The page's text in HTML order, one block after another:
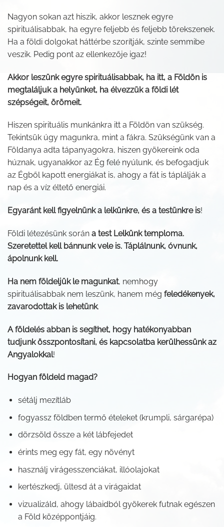
Nagyon sokan azt hiszik, akkor lesznek egyre
spirituálisabbak, ha egyre feljebb és feljebb törekszenek.
Ha a földi dolgokat háttérbe szorítják, szinte semmibe
veszik. Pedig pont az ellenkezője igaz!
Akkor leszünk egyre spirituálisabbak, ha itt, a Földön is
megtaláljuk a helyünket, ha élvezzük a földi lét
szépségeit, örömeit.
Hiszen spirituális munkánkra itt a Földön van szükség.
Tekintsük úgy magunkra, mint a fákra. Szükségünk van a
Földanya adta tápanyagokra, hiszen gyökereink oda
húznak, ugyanakkor az Ég felé nyúlunk, és befogadjuk
az Égből kapott energiákat is, ahogy a fát is táplálják a
nap és a víz éltető energiái.
Egyaránt kell figyelnünk a lelkünkre, és a testünkre is!
Földi létezésünk során a test Lelkünk temploma.
Szeretettel kell bánnunk vele is. Táplálnunk, óvnunk,
ápolnunk kell.
Ha nem földeljük le magunkat, nemhogy
spirituálisabbak nem leszünk, hanem még feledékenyek,
zavarodottak is lehetünk.
A földelés abban is segíthet, hogy hatékonyabban
tudjunk összpontosítani, és kapcsolatba kerülhessünk az
Angyalokkal!
Hogyan földeld magad?
sétálj mezítláb
fogyassz földben termő ételeket (krumpli, sárgarépa)
dörzsöld össze a két lábfejedet
érints meg egy fát, egy növényt
használj virágesszenciákat, illóolajokat
kertészkedj, ültesd át a virágaidat
vizualizáld, ahogy lábaidból gyökerek futnak egészen
a Föld középpontjáig.